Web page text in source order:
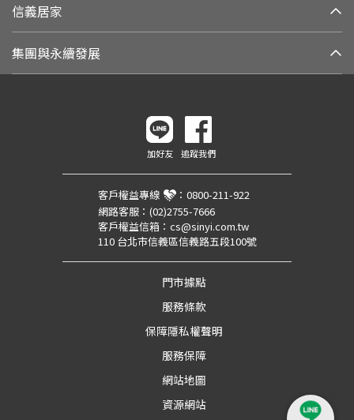
信義居家
集團與永續發展
加好友 追蹤我們
客戶權益專線 ： 0800-211-922
網路客服： (02)2755-7666
客戶權益信箱： cs@sinyi.com.tw
110 台北市信義區信義路五段100號
門市據點
服務條款
保障隱私權聲明
服務保障
網站地圖
資源網站